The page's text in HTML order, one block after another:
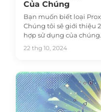
Của Chúng
Bạn muốn biết loại
Chúng tôi sẽ giới thiệu
hợp sử dụng của
tốt nhất để bảo mật và
mới của chúng tôi!
22 thg 10, 2024